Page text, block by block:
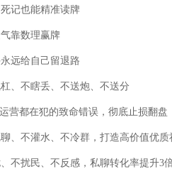
记也能精准读牌
靠数理赢牌
远给自己留退路
、不瞎丢、不送炮、不送分
营都在犯的致命错误，彻底止损翻盘
、不灌水、不冷群，打造高价值优质
不扰民、不反感，私聊转化率提升3